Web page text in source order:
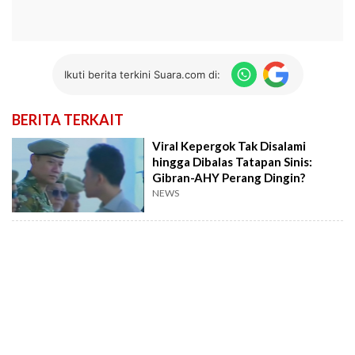
Ikuti berita terkini Suara.com di:
BERITA TERKAIT
Viral Kepergok Tak Disalami
hingga Dibalas Tatapan Sinis:
Gibran-AHY Perang Dingin?
NEWS